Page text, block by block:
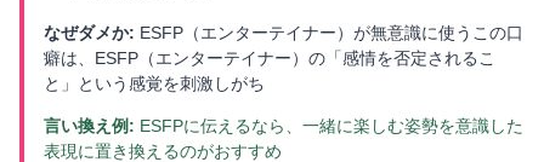
なぜダメか: ESFP（エンターテイナー）が無意識に使うこの口
癖は、ESFP（エンターテイナー）の「感情を否定されるこ
と」という感覚を刺激しがち
言い換え例: ESFPに伝えるなら、一緒に楽しむ姿勢を意識した
表現に置き換えるのがおすすめ